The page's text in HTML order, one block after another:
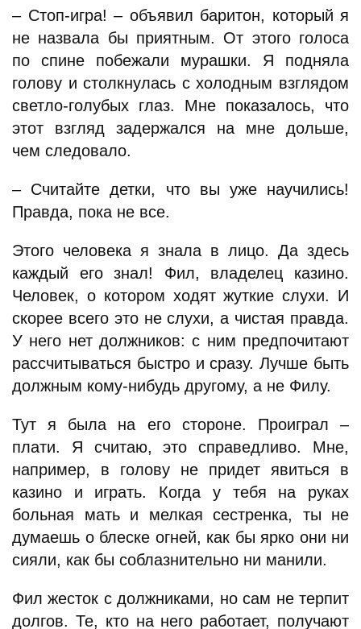
– Стоп-игра! – объявил баритон, который я
не назвала бы приятным. От этого голоса
по спине побежали мурашки. Я подняла
голову и столкнулась с холодным взглядом
светло-голубых глаз. Мне показалось, что
этот взгляд задержался на мне дольше,
чем следовало.
– Считайте детки, что вы уже научились!
Правда, пока не все.
Этого человека я знала в лицо. Да здесь
каждый его знал! Фил, владелец казино.
Человек, о котором ходят жуткие слухи. И
скорее всего это не слухи, а чистая правда.
У него нет должников: с ним предпочитают
рассчитываться быстро и сразу. Лучше быть
должным кому-нибудь другому, а не Филу.
Тут я была на его стороне. Проиграл –
плати. Я считаю, это справедливо. Мне,
например, в голову не придет явиться в
казино и играть. Когда у тебя на руках
больная мать и мелкая сестренка, ты не
думаешь о блеске огней, как бы ярко они ни
сияли, как бы соблазнительно ни манили.
Фил жесток с должниками, но сам не терпит
долгов. Те, кто на него работает, получают